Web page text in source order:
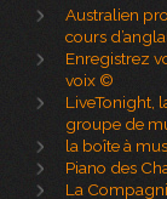
Australien
cours
Enregistrez
voix ©
LiveTonight,
groupe de
la boîte à
Piano des
La